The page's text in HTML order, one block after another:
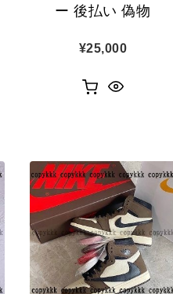
ー 後払い 偽物
¥25,000